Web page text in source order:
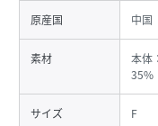
原産国 中国
素材
本体
35%
サイズ F